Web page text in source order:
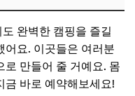
완벽한 캠핑을 즐길
어요. 이곳들은 여러분
로 만들어 줄 거예요. 몸
금 바로 예약해보세요!